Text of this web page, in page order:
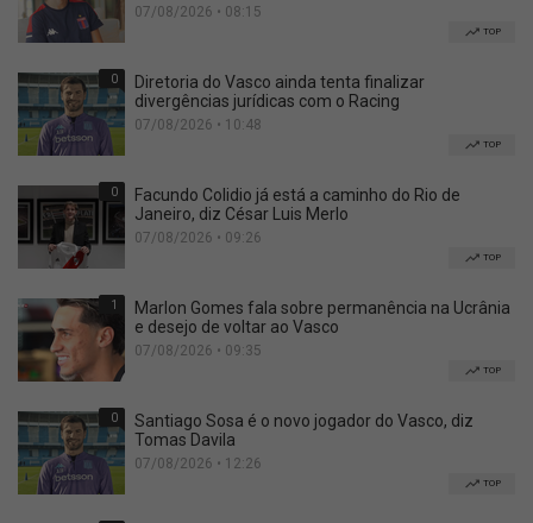
07/08/2026 • 08:15
TOP
0
Diretoria do Vasco ainda tenta finalizar
divergências jurídicas com o Racing
07/08/2026 • 10:48
TOP
0
Facundo Colidio já está a caminho do Rio de
Janeiro, diz César Luis Merlo
07/08/2026 • 09:26
TOP
1
Marlon Gomes fala sobre permanência na Ucrânia
e desejo de voltar ao Vasco
07/08/2026 • 09:35
TOP
0
Santiago Sosa é o novo jogador do Vasco, diz
Tomas Davila
07/08/2026 • 12:26
TOP